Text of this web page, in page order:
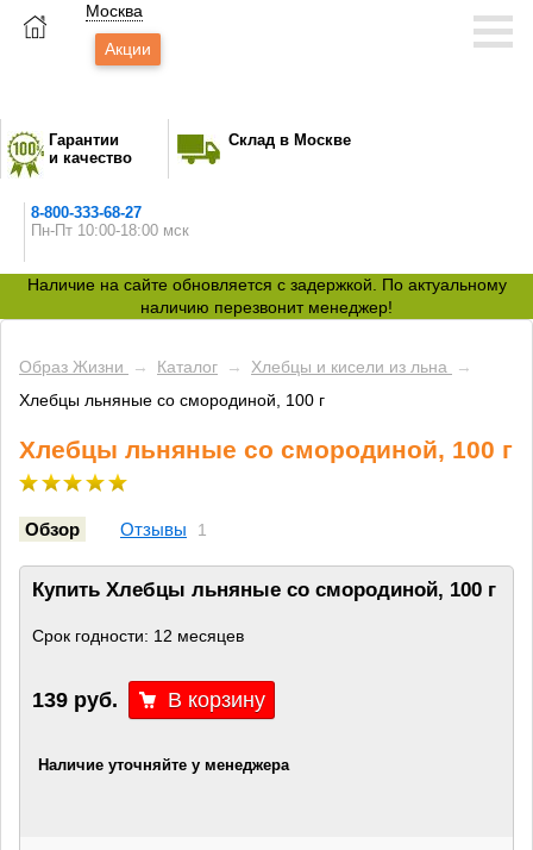
Москва
Акции
Гарантии
и качество
Склад в Москве
8-800-333-68-27
Пн-Пт 10:00-18:00 мск
Наличие на сайте обновляется с задержкой. По актуальному
наличию перезвонит менеджер!
Образ Жизни → Каталог → Хлебцы и кисели из льна
→
Хлебцы льняные со смородиной, 100 г
Хлебцы льняные со смородиной, 100 г
Обзор Отзывы 1
Купить Хлебцы льняные со смородиной, 100 г
Срок годности: 12 месяцев
139 руб.
Наличие уточняйте у менеджера